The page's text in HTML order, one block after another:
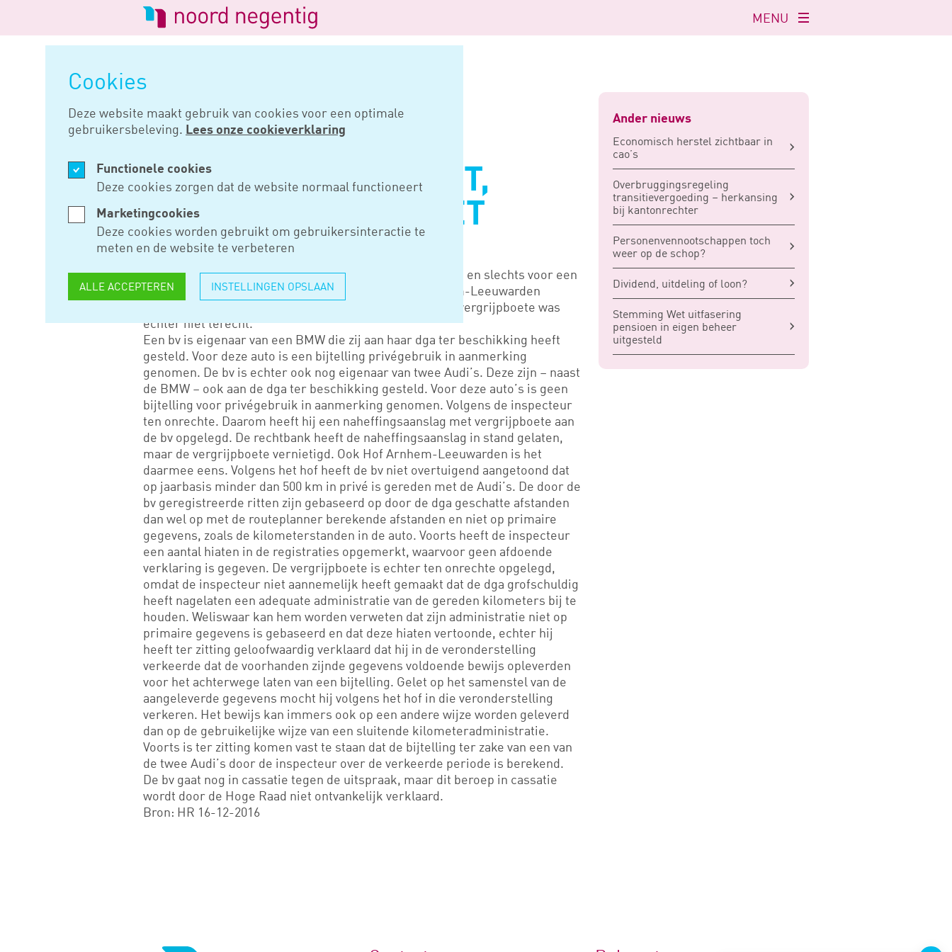
Cookies
Deze website maakt gebruik van cookies voor een optimale
gebruikersbeleving. Lees onze cookieverklaring
Functionele cookies
Deze cookies zorgen dat de website normaal functioneert
Marketingcookies
Deze cookies worden gebruikt om gebruikersinteractie te
meten en de website te verbeteren
ALLE ACCEPTEREN INSTELLINGEN OPSLAAN
Logo
van
Noord
Negentig
Navigatie
openen
MENU
DEC 29, 2016
BIJTELLING TERECHT,
VERGRIJPBOETE NIET
Een bv die aan zijn dga drie auto’s ter beschikking stelde en slechts voor een
bijtelling in aanmerking nam, kreeg volgens Hof Arnhem-Leeuwarden
terecht een naheffingsaanslag opgelegd. De opgelegde vergrijpboete was
echter niet terecht.
Een bv is eigenaar van een BMW die zij aan haar dga ter beschikking heeft
gesteld. Voor deze auto is een bijtelling privégebruik in aanmerking
genomen. De bv is echter ook nog eigenaar van twee Audi’s. Deze zijn – naast
de BMW – ook aan de dga ter beschikking gesteld. Voor deze auto’s is geen
bijtelling voor privégebruik in aanmerking genomen. Volgens de inspecteur
ten onrechte. Daarom heeft hij een naheffingsaanslag met vergrijpboete aan
de bv opgelegd. De rechtbank heeft de naheffingsaanslag in stand gelaten,
maar de vergrijpboete vernietigd. Ook Hof Arnhem-Leeuwarden is het
daarmee eens. Volgens het hof heeft de bv niet overtuigend aangetoond dat
op jaarbasis minder dan 500 km in privé is gereden met de Audi’s. De door de
bv geregistreerde ritten zijn gebaseerd op door de dga geschatte afstanden
dan wel op met de routeplanner berekende afstanden en niet op primaire
gegevens, zoals de kilometerstanden in de auto. Voorts heeft de inspecteur
een aantal hiaten in de registraties opgemerkt, waarvoor geen afdoende
verklaring is gegeven. De vergrijpboete is echter ten onrechte opgelegd,
omdat de inspecteur niet aannemelijk heeft gemaakt dat de dga grofschuldig
heeft nagelaten een adequate administratie van de gereden kilometers bij te
houden. Weliswaar kan hem worden verweten dat zijn administratie niet op
primaire gegevens is gebaseerd en dat deze hiaten vertoonde, echter hij
heeft ter zitting geloofwaardig verklaard dat hij in de veronderstelling
verkeerde dat de voorhanden zijnde gegevens voldoende bewijs opleverden
voor het achterwege laten van een bijtelling. Gelet op het samenstel van de
aangeleverde gegevens mocht hij volgens het hof in die veronderstelling
verkeren. Het bewijs kan immers ook op een andere wijze worden geleverd
dan op de gebruikelijke wijze van een sluitende kilometeradministratie.
Voorts is ter zitting komen vast te staan dat de bijtelling ter zake van een van
de twee Audi’s door de inspecteur over de verkeerde periode is berekend.
De bv gaat nog in cassatie tegen de uitspraak, maar dit beroep in cassatie
wordt door de Hoge Raad niet ontvankelijk verklaard.
Bron: HR 16-12-2016
Ander nieuws
Economisch herstel zichtbaar in
cao’s
Overbruggingsregeling
transitievergoeding – herkansing
bij kantonrechter
Personenvennootschappen toch
weer op de schop?
Dividend, uitdeling of loon?
Stemming Wet uitfasering
pensioen in eigen beheer
uitgesteld